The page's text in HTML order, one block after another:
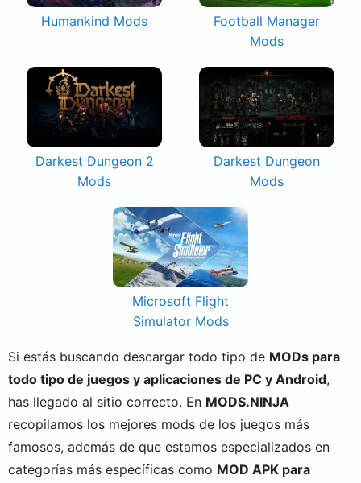
Humankind Mods
Football Manager
Mods
Darkest Dungeon 2
Mods
Darkest Dungeon
Mods
Microsoft Flight
Simulator Mods
Si estás buscando descargar todo tipo de MODs para
todo tipo de juegos y aplicaciones de PC y Android,
has llegado al sitio correcto. En MODS.NINJA
recopilamos los mejores mods de los juegos más
famosos, además de que estamos especializados en
categorías más específicas como MOD APK para